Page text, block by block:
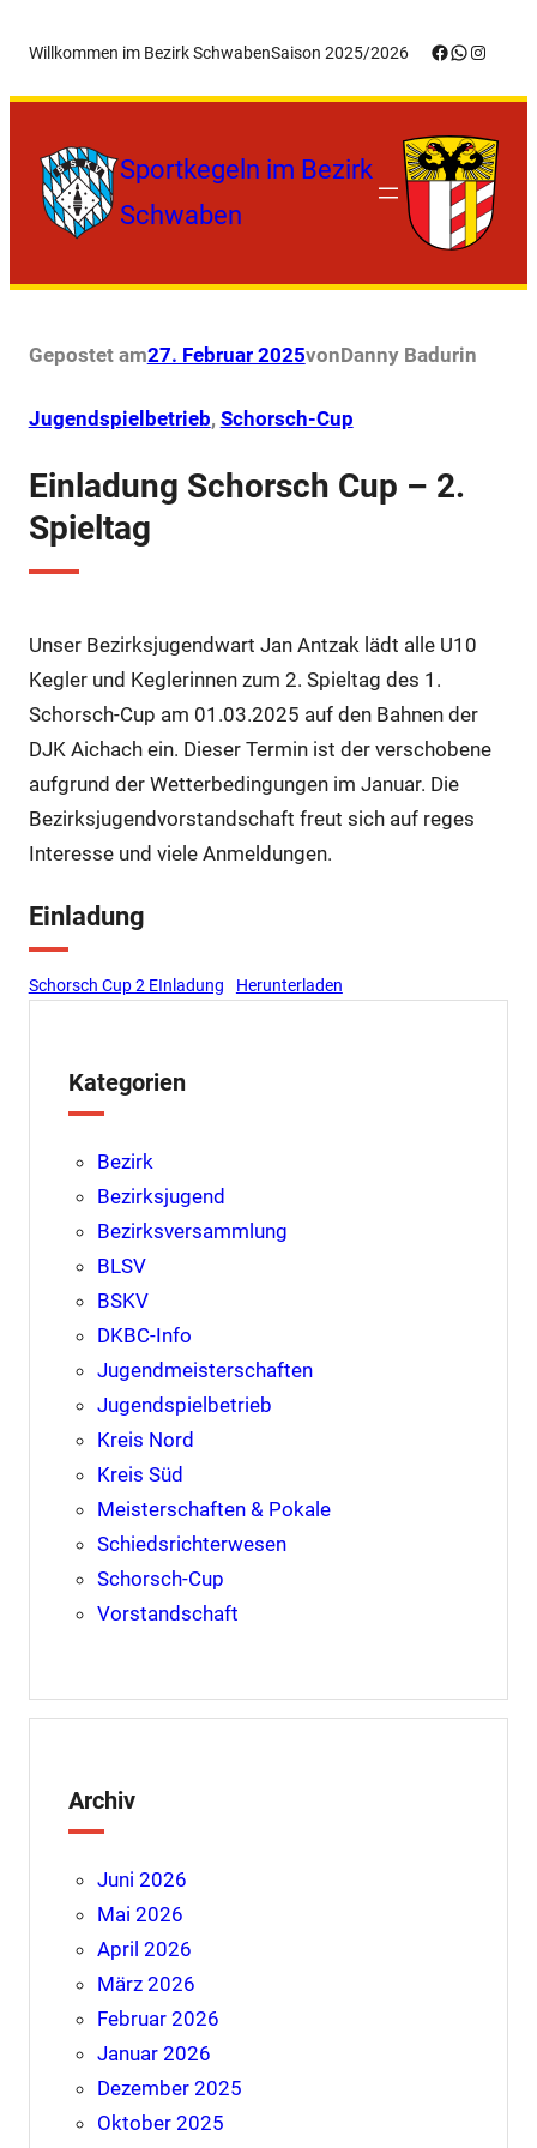
Inhalt
springen
Willkommen im Bezirk SchwabenSaison 2025/2026 Facebook
WhatsApp
Sportkegeln im Bezirk
Schwaben
Gepostet am27. Februar 2025vonDanny Badurin
Jugendspielbetrieb, Schorsch-Cup
Einladung Schorsch Cup – 2.
Spieltag
Unser Bezirksjugendwart Jan Antzak lädt alle U10
Kegler und Keglerinnen zum 2. Spieltag des 1.
Schorsch-Cup am 01.03.2025 auf den Bahnen der
DJK Aichach ein. Dieser Termin ist der verschobene
aufgrund der Wetterbedingungen im Januar. Die
Bezirksjugendvorstandschaft freut sich auf reges
Interesse und viele Anmeldungen.
Einladung
Schorsch Cup 2 EInladung Herunterladen
Kategorien
Bezirk
Bezirksjugend
Bezirksversammlung
BLSV
BSKV
DKBC-Info
Jugendmeisterschaften
Jugendspielbetrieb
Kreis Nord
Kreis Süd
Meisterschaften & Pokale
Schiedsrichterwesen
Schorsch-Cup
Vorstandschaft
Archiv
Juni 2026
Mai 2026
April 2026
März 2026
Februar 2026
Januar 2026
Dezember 2025
Oktober 2025